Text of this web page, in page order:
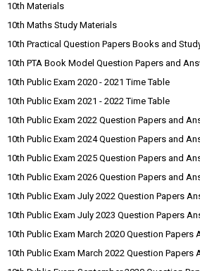
10th Materials
10th Maths Study Materials
10th Practical Question Papers Books and
10th PTA Book Model Question Papers and
10th Public Exam 2020 - 2021 Time Table
10th Public Exam 2021 - 2022 Time Table
10th Public Exam 2022 Question Papers and
10th Public Exam 2024 Question Papers and
10th Public Exam 2025 Question Papers and
10th Public Exam 2026 Question Papers and
10th Public Exam July 2022 Question Papers
10th Public Exam July 2023 Question Papers
10th Public Exam March 2020 Question Papers
10th Public Exam March 2022 Question Papers